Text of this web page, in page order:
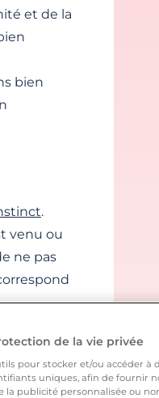
et de la
bien
.
venu ou
ne pas
mêmes
tard.
passer
de la vie privée
pour stocker et/ou accéder
uniques, afin de fournir
publicité personnalisée ou